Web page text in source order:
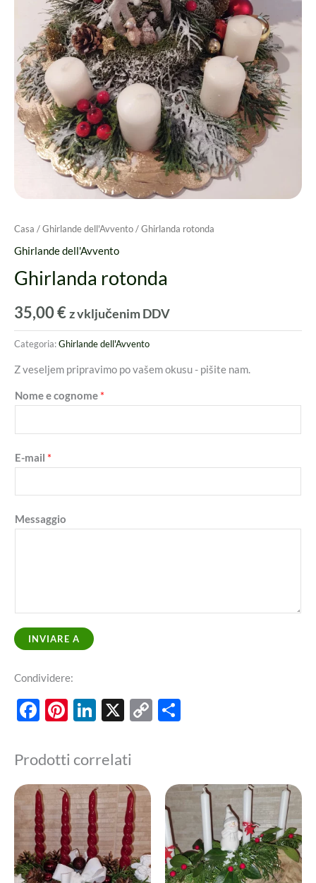
Casa /Ghirlande dell'Avvento/ Ghirlanda rotonda
Ghirlande dell'Avvento
Ghirlanda rotonda
35,00€z vključenim DDV
Categoria:Ghirlande dell'Avvento
Z veseljem pripravimo po vašem okusu - pišite nam.
Nome e cognome *
E-mail *
Messaggio
INVIARE A
Condividere:
Facebook
Pinterest
LinkedIn
X
Copy
Prodotti correlati